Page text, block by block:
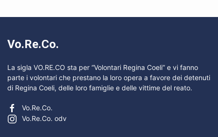
Vo.Re.Co.
La sigla VO.RE.CO sta per “Volontari Regina Coeli” e vi fanno
parte i volontari che prestano la loro opera a favore dei detenuti
di Regina Coeli, delle loro famiglie e delle vittime del reato.
Vo.Re.Co.
Vo.Re.Co. odv